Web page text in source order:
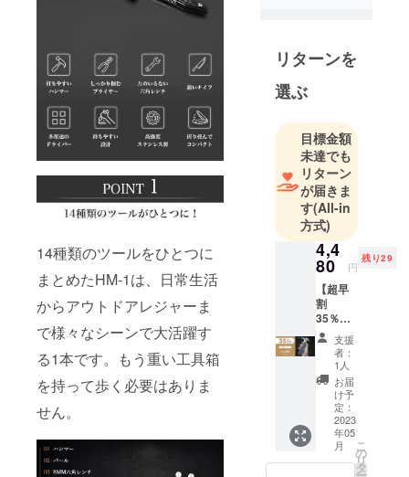
14種類のツールをひとつに
まとめたHM-1は、日常生活
からアウトドアレジャーま
で様々なシーンで大活躍す
る1本です。もう重い工具箱
を持って歩く必要はありま
せん。
な経験を有
していま
す。より効
界の消費者
に製品をア
ピールした
い、海外市
場でブラン
ドの地位を
確立させた
い、という
皆様のご要
望にお応え
します。
メールアド
rstrade.jp@g
mail.com
リターンを
選ぶ
目標金額
未達でも
リターン
が届きま
す(All-in
方式)
4,4
80 円
残り29
【超早
割
35％OF
F・先着
30名様
限定】
マルチ
ハン
マー
HM-1 ×
1 ※一般
販売予
定価
支援
者：
1人
お届
け予
定：
2023
年05
月
こ
の
リ
タ